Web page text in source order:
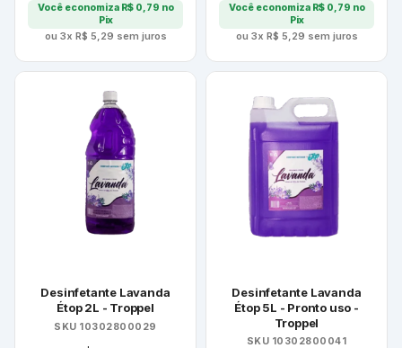
Você economiza R$0,79 no
Pix
ou 3x R$ 5,29 sem juros
Você economiza R$0,79 no
Pix
ou 3x R$ 5,29 sem juros
Desinfetante Lavanda
Étop 2L - Troppel
SKU 10302800029
Desinfetante Lavanda
Étop 5L - Pronto uso -
Troppel
SKU 10302800041